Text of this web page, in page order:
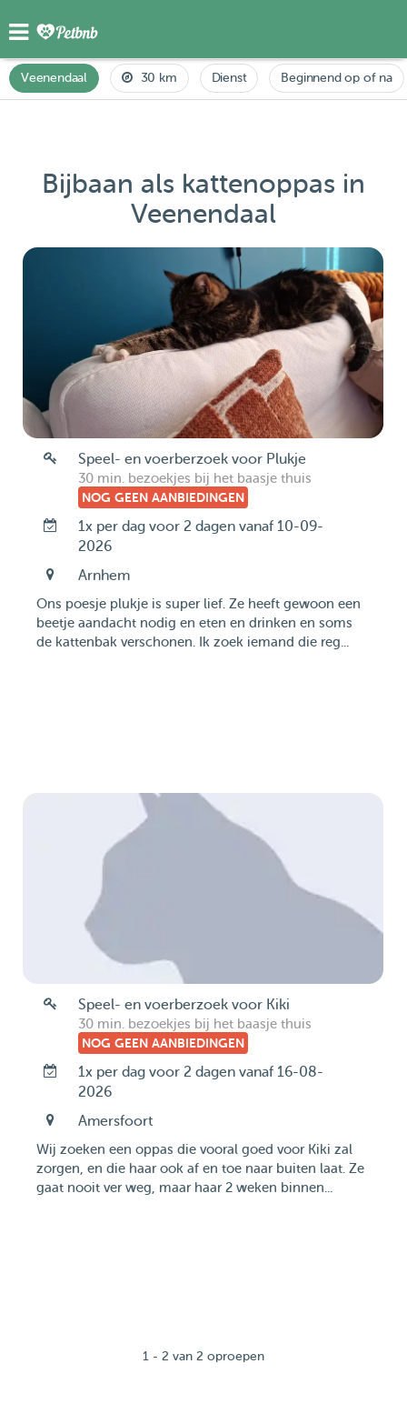
Veenendaal 30 km Dienst Beginnend op of na
Bijbaan als kattenoppas in
Veenendaal
Speel- en voerberzoek voor Plukje
30 min. bezoekjes bij het baasje thuis
NOG GEEN AANBIEDINGEN
1x per dag voor 2 dagen vanaf 10-09-
2026
Arnhem
Ons poesje plukje is super lief. Ze heeft gewoon een
beetje aandacht nodig en eten en drinken en soms
de kattenbak verschonen. Ik zoek iemand die reg...
Speel- en voerberzoek voor Kiki
30 min. bezoekjes bij het baasje thuis
NOG GEEN AANBIEDINGEN
1x per dag voor 2 dagen vanaf 16-08-
2026
Amersfoort
Wij zoeken een oppas die vooral goed voor Kiki zal
zorgen, en die haar ook af en toe naar buiten laat. Ze
gaat nooit ver weg, maar haar 2 weken binnen...
1 - 2 van 2 oproepen